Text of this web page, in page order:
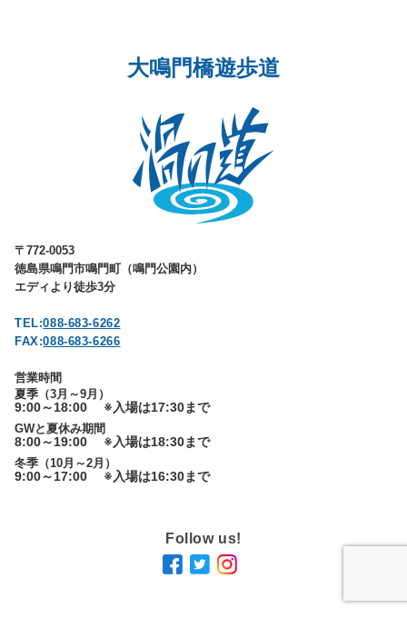
大鳴門橋遊歩道
〒772-0053
徳島県鳴門市鳴門町（鳴門公園内）
エディより徒歩3分
TEL:088-683-6262
FAX:088-683-6266
営業時間
夏季（3月～9月）
9:00～18:00 ※入場は17:30まで
GWと夏休み期間
8:00～19:00 ※入場は18:30まで
冬季（10月～2月）
9:00～17:00 ※入場は16:30まで
Follow us!